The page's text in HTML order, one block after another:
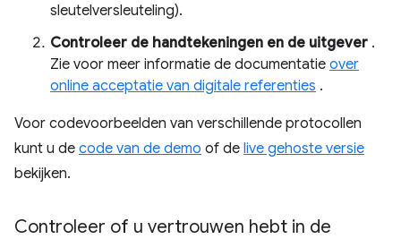
sleutelversleuteling).
Controleer de handtekeningen en de uitgever .
Zie voor meer informatie de documentatie over
online acceptatie van digitale referenties .
Voor codevoorbeelden van verschillende protocollen
kunt u de code van de demo of de live gehoste versie
bekijken.
Controleer of u vertrouwen hebt in de